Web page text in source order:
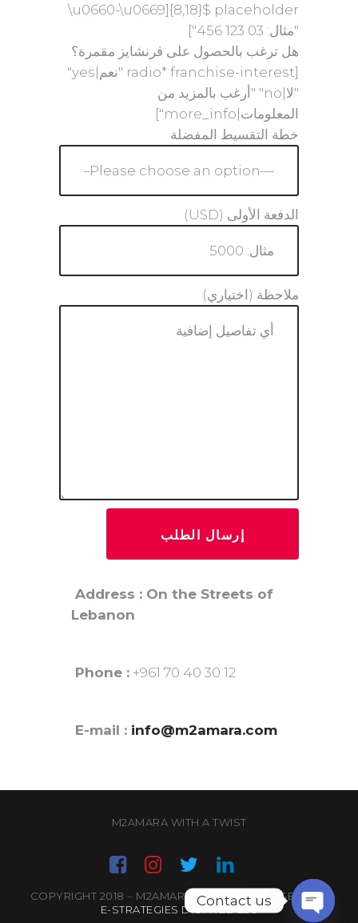
\u0660-\u0669]{8,18}$ placeholder
"مثال: 03 123 456"]
هل ترغب بالحصول على فرنشايز مقمرة؟
[radio* franchise-interest "نعم|yes"
"لا|no" "أرغب بالمزيد من
المعلومات|more_info"]
خطة التقسيط المفضلة
الدفعة الأولى (USD)
ملاحظة (اختياري)
Address : On the Streets of
Lebanon
Phone : +961 70 40 30 12
E-mail : info@m2amara.com
M2AMARA WITH A TWIST
COPYRIGHT 2018 – M2AMARA- ALL RIGHTS RESERVED.
E-STRATEGIES DIGI WEB LLC
Contact us